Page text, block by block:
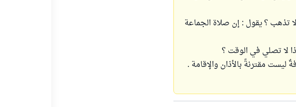
لا تذهب ؟ يقول : إن صلاة الجماعة
لا تصلي في الوقت ؟
ليست مقترنةً بالأذان والإقامة .